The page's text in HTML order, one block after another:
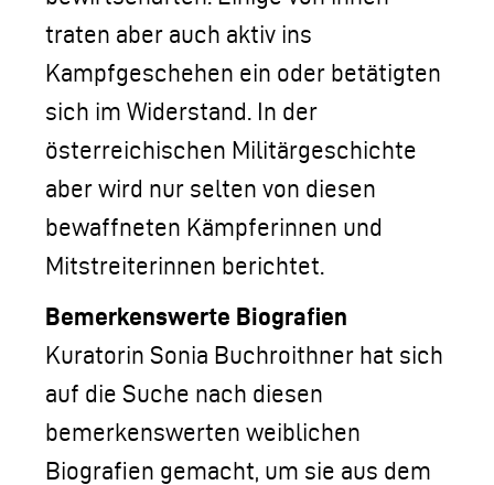
traten aber auch aktiv ins
Kampfgeschehen ein oder betätigten
sich im Widerstand. In der
österreichischen Militärgeschichte
aber wird nur selten von diesen
bewaffneten Kämpferinnen und
Mitstreiterinnen berichtet.
Bemerkenswerte Biografien
Kuratorin Sonia Buchroithner hat sich
auf die Suche nach diesen
bemerkenswerten weiblichen
Biografien gemacht, um sie aus dem